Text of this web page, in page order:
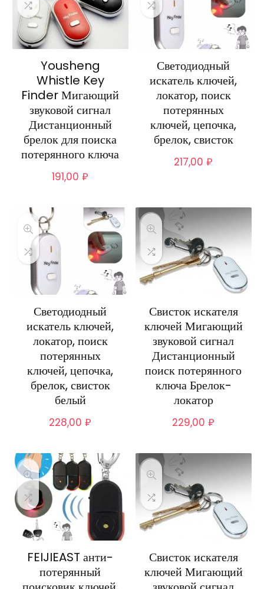
Yousheng
Whistle Key
Finder Мигающий
звуковой сигнал
Дистанционный
брелок для поиска
потерянного ключа
191,00₽
Светодиодный
искатель ключей,
локатор, поиск
потерянных
ключей, цепочка,
брелок, свисток
217,00₽
Светодиодный
искатель ключей,
локатор, поиск
потерянных
ключей, цепочка,
брелок, свисток
белый
228,00₽
Свисток искателя
ключей Мигающий
звуковой сигнал
Дистанционный
поиск потерянного
ключа Брелок-
локатор
229,00₽
FEIJIEAST анти-
потерянный
Свисток искателя
ключей Мигающий